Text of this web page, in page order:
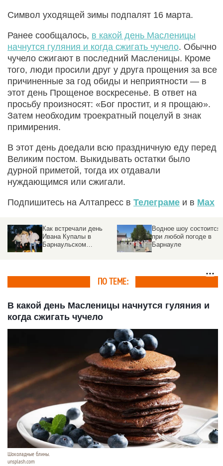
Символ уходящей зимы подпалят 16 марта.
Ранее сообщалось, в какой день Масленицы
начнутся гуляния и когда сжигать чучело. Обычно
чучело сжигают в последний Масленицы. Кроме
того, люди просили друг у друга прощения за все
причиненные за год обиды и неприятности — в
этот день Прощеное воскресенье. В ответ на
просьбу произносят: «Бог простит, и я прощаю».
Затем необходим троекратный поцелуй в знак
примирения.
В этот день доедали всю праздничную еду перед
Великим постом. Выкидывать остатки было
дурной приметой, тогда их отдавали
нуждающимся или сжигали.
Подпишитесь на Алтапресс в Телеграме и в Max
Водное шоу состоится
при любой погоде в
Барнауле
Никто не хотел
уезжать. В Косихе
завершился фестиваль
ПО ТЕМЕ:
В какой день Масленицы начнутся гуляния и
когда сжигать чучело
Шоколадные блины.
unsplash.com